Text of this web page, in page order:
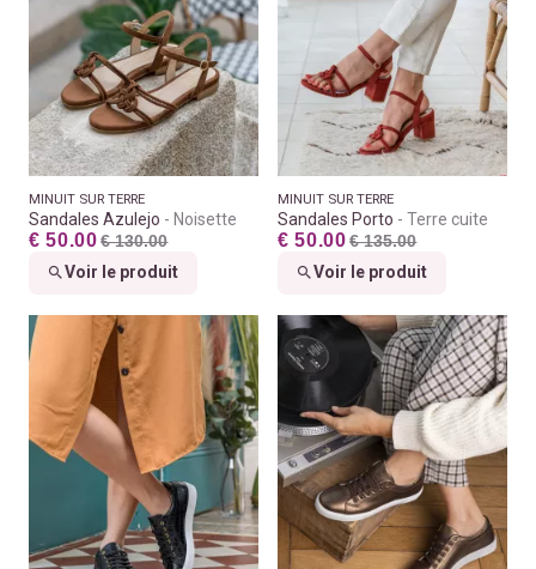
MINUIT SUR TERRE
Sandales Azulejo Noisette
€ 50.00 € 130.00
Voir le produit
MINUIT SUR TERRE
Sandales Porto Terre cuite
€ 50.00 € 135.00
Voir le produit